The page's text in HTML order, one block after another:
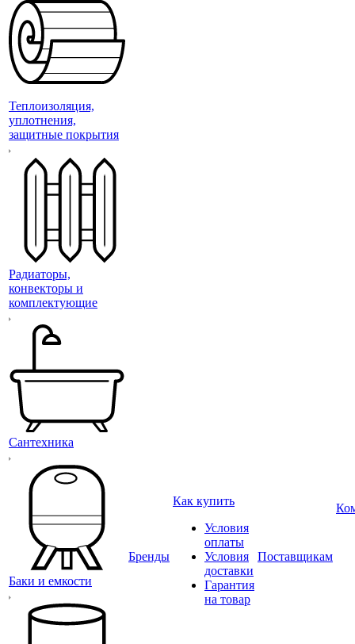
Теплоизоляция,
уплотнения,
защитные покрытия
Радиаторы,
конвекторы и
комплектующие
Сантехника
Баки и емкости
Бренды
Как купить
Условия
оплаты
Условия
доставки
Гарантия
на товар
Поставщикам